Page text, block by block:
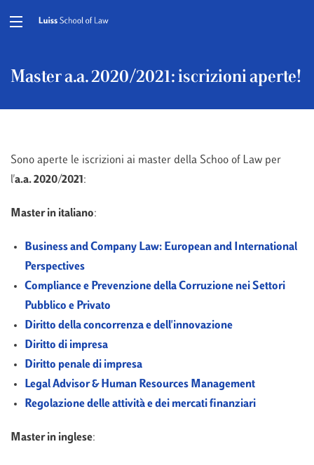
Master a.a. 2020/2021: iscrizioni aperte!
Sono aperte le iscrizioni ai master della Schoo of Law per
l'a.a. 2020/2021 :
Master in italiano:
Business and Company Law: European and International
Perspectives
Compliance e Prevenzione della Corruzione nei Settori
Pubblico e Privato
Diritto della concorrenza e dell'innovazione
Diritto di impresa
Diritto penale di impresa
Legal Advisor & Human Resources Management
Regolazione delle attività e dei mercati finanziari
Master in inglese: